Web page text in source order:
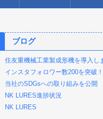
ブログ
住友重機械工業製成形機を導入し
インスタフォロワー数200を突破！
当社のSDGsへの取り組みを公開
NK LURES進捗状況
NK LURES